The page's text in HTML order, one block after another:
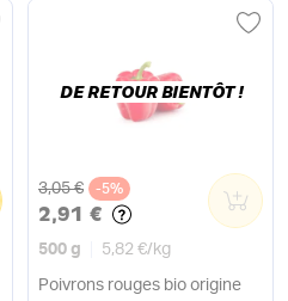
Ancien prix
3,05 € -5%
2,91 €
500 g 5,82 €/ kg
Poivrons rouges bio origine
0
DE RETOUR BIENTÔT !